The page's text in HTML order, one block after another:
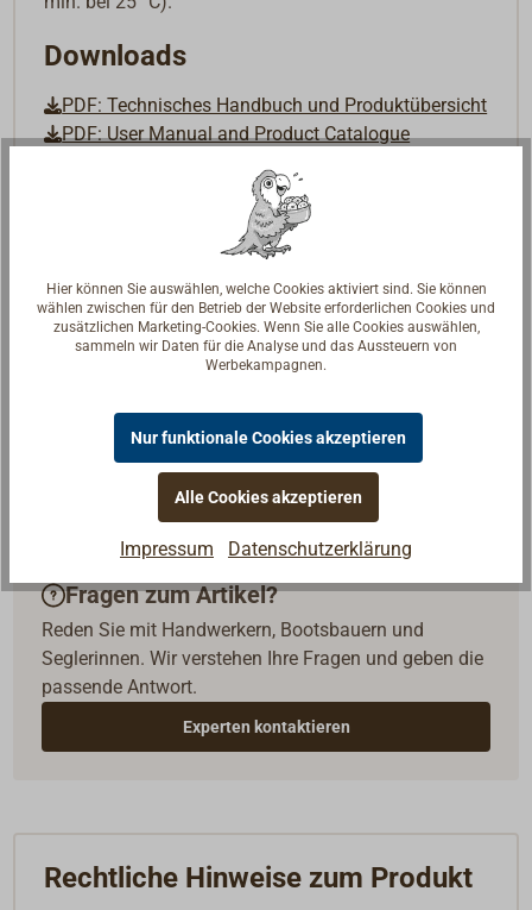
Downloads
PDF: Technisches Handbuch und Produktübersicht
PDF: User Manual and Product Catalogue
Fragen zum Artikel?
Reden Sie mit Handwerkern, Bootsbauern und
Seglerinnen. Wir verstehen Ihre Fragen und geben die
passende Antwort.
Experten kontaktieren
Rechtliche Hinweise zum Produkt
Hier können Sie auswählen, welche Cookies aktiviert sind. Sie können
wählen zwischen für den Betrieb der Website erforderlichen Cookies und
zusätzlichen Marketing-Cookies. Wenn Sie alle Cookies auswählen,
sammeln wir Daten für die Analyse und das Aussteuern von
Werbekampagnen.
Nur funktionale Cookies akzeptieren
Alle Cookies akzeptieren
Impressum Datenschutzerklärung